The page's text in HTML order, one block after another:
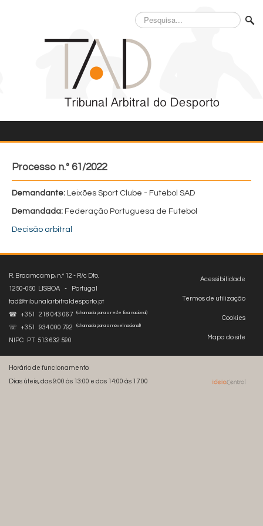
Pesquisa...
Processo n.º 61/2022
Demandante: Leixões Sport Clube - Futebol SAD
Demandada: Federação Portuguesa de Futebol
Decisão arbitral
Acessibilidade
Termos de utilização
Cookies
Mapa do site
R. Braamcamp, n.º 12 - R/c Dto.
1250-050 LISBOA - Portugal
tad@tribunalarbitraldesporto.pt
☎ +351 218 043 067
(chamada para a rede fixa nacional)
☏ +351 934 000 792 (chamada para a móvel nacional)
NIPC: PT 513 632 590
Horário de funcionamento:
Dias úteis, das 9:00 às 13:00 e das 14:00 às 17:00